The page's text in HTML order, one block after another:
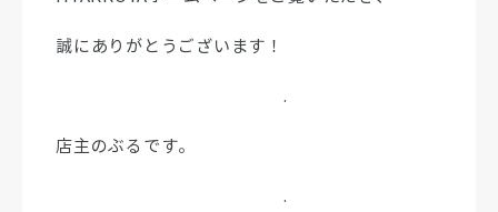
誠にありがとうございます！
.
店主のぶるです。
.